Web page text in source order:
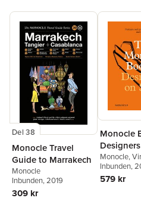
Del 38
Monocle Travel
Guide to Marrakech
Monocle
Inbunden, 2019
309 kr
Monocle
Monocle,
McLeod,
McLeod
Inbunden,
579 kr